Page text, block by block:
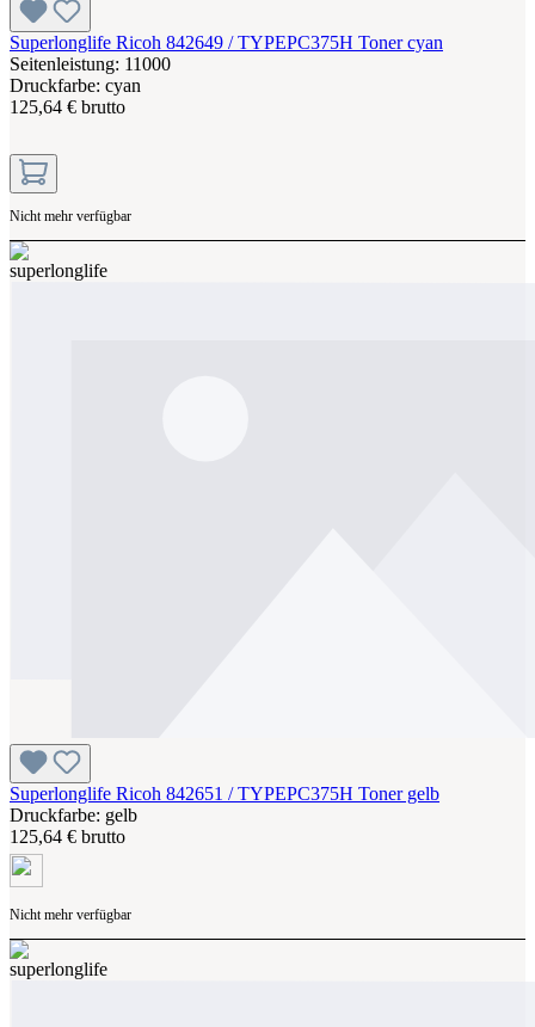
Superlonglife Ricoh 842649 / TYPEPC375H Toner cyan
Seitenleistung: 11000
Druckfarbe: cyan
125,64 € brutto
Nicht mehr verfügbar
Superlonglife Ricoh 842651 / TYPEPC375H Toner gelb
Druckfarbe: gelb
125,64 € brutto
Nicht mehr verfügbar